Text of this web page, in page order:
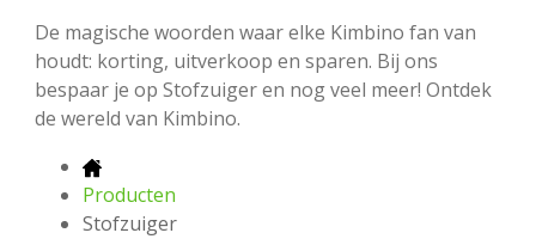
De magische woorden waar elke Kimbino fan van
houdt: korting, uitverkoop en sparen. Bij ons
bespaar je op Stofzuiger en nog veel meer! Ontdek
de wereld van Kimbino.
Producten
Stofzuiger